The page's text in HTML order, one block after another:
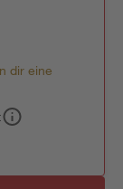
dir eine